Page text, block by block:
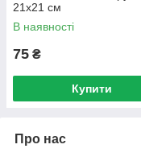
21х21 см
В наявності
75 ₴
Купити
Про нас